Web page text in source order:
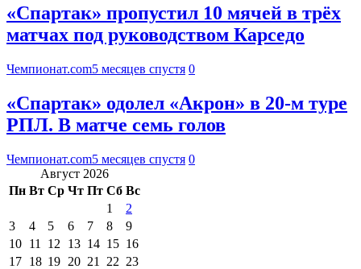
«Спартак» пропустил 10 мячей в трёх
матчах под руководством Карседо
Чемпионат.com5 месяцев спустя 0
«Спартак» одолел «Акрон» в 20-м туре
РПЛ. В матче семь голов
Чемпионат.com5 месяцев спустя 0
Август 2026
Пн Вт Ср Чт Пт Сб Вс
1
2
3
4 5 6 7 8
9
10 11 12 13 14 15 16
17 18 19 20 21 22 23